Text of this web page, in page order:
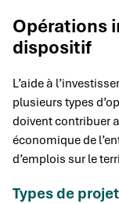
Opérations
dispositif
L’aide à
plusieurs types
doivent contribuer
économique de
d’emplois sur le
Types de